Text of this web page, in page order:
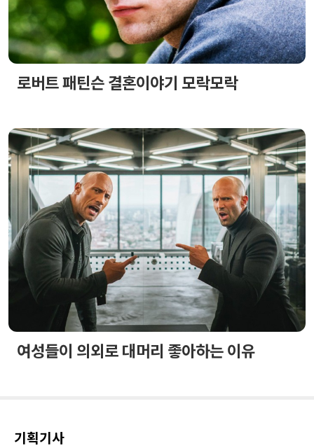
로버트 패틴슨 결혼이야기 모락모락
여성들이 의외로 대머리 좋아하는 이유
기획기사